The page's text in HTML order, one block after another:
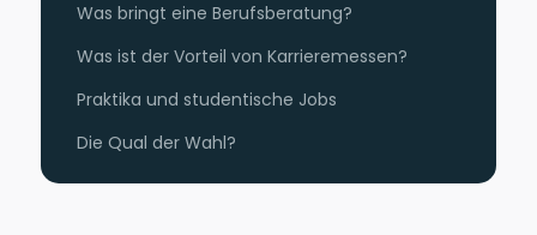
Was bringt eine Berufsberatung?
Was ist der Vorteil von Karrieremessen?
Praktika und studentische Jobs
Die Qual der Wahl?